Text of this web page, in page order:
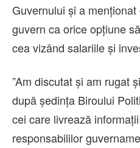
Guvernului şi a
guvern ca orice opţiune
cea vizând salariile şi
”Am discutat şi am rugat
după şedinţa Biroului
cei care livrează
responsabililor